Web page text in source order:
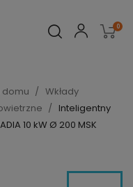
0
domu
Wkłady
Inteligentny
10 kW Ø 200 MSK